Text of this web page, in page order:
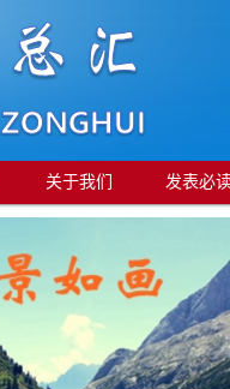
关于我们 发表必